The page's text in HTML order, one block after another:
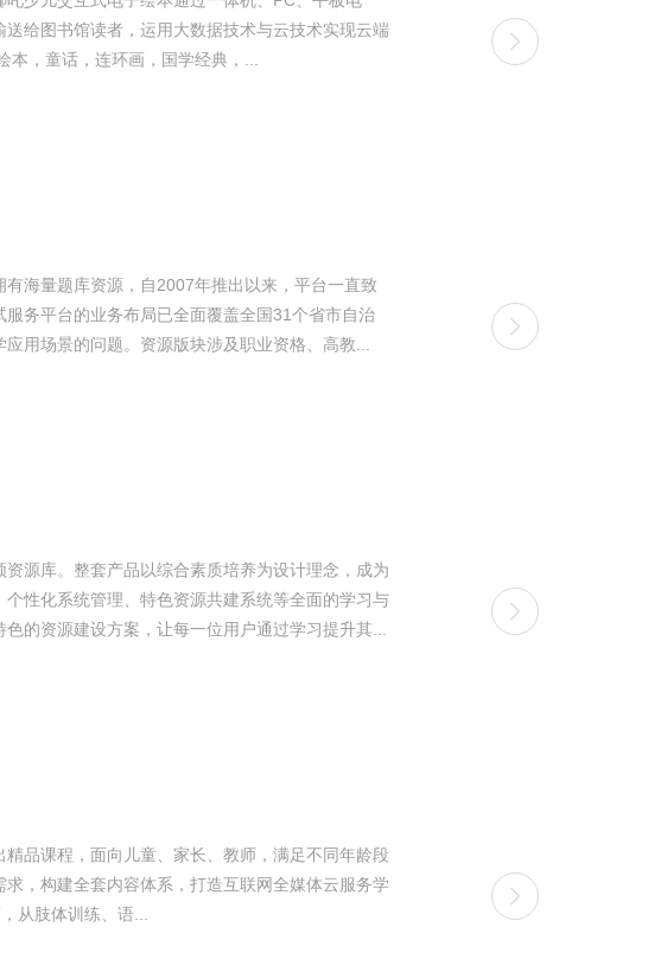
给图书馆读者，运用大数据技术与云技术实现云端
更加便捷。 内容应涵盖包括绘本，童话，连环画，国学经典，...
海量题库资源，自2007年推出以来，平台一直致
务平台的业务布局已全面覆盖全国31个省市自治
用场景的问题。资源版块涉及职业资格、高教...
源库。整套产品以综合素质培养为设计理念，成为
性化系统管理、特色资源共建系统等全面的学习与
的资源建设方案，让每一位用户通过学习提升其...
品课程，面向儿童、家长、教师，满足不同年龄段
，构建全套内容体系，打造互联网全媒体云服务学
期教育，从肢体训练、语...